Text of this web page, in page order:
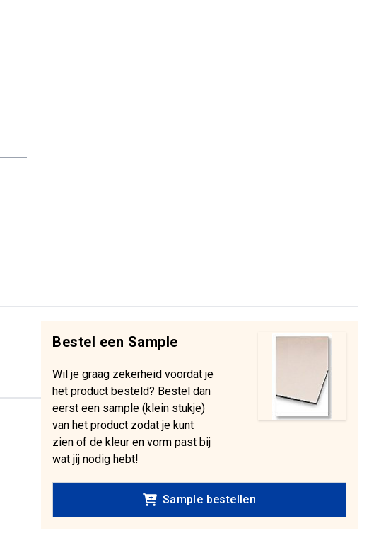
Bestel een Sample
Wil je graag zekerheid voordat je
het product besteld? Bestel dan
eerst een sample (klein stukje)
van het product zodat je kunt
zien of de kleur en vorm past bij
wat jij nodig hebt!
Sample bestellen